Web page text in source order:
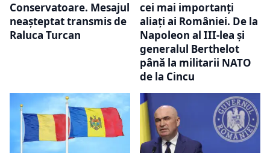
Conservatoare. Mesajul
neașteptat transmis de
Raluca Turcan
cei mai importanți
aliați ai României. De la
Napoleon al III-lea și
generalul Berthelot
până la militarii NATO
de la Cincu